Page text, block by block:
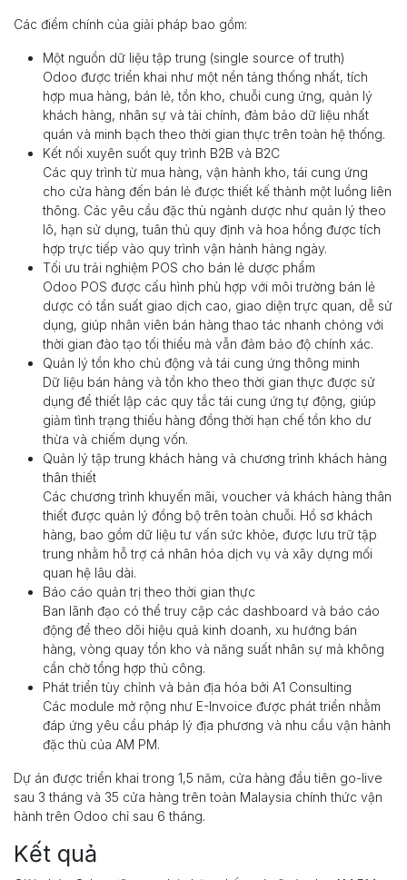
Các điểm chính của giải pháp bao gồm:
Một nguồn dữ liệu tập trung (single source of truth)
Odoo được triển khai như một nền tảng thống nhất, tích
hợp mua hàng, bán lẻ, tồn kho, chuỗi cung ứng, quản lý
khách hàng, nhân sự và tài chính, đảm bảo dữ liệu nhất
quán và minh bạch theo thời gian thực trên toàn hệ thống.
Kết nối xuyên suốt quy trình B2B và B2C
Các quy trình từ mua hàng, vận hành kho, tái cung ứng
cho cửa hàng đến bán lẻ được thiết kế thành một luồng liên
thông. Các yêu cầu đặc thù ngành dược như quản lý theo
lô, hạn sử dụng, tuân thủ quy định và hoa hồng được tích
hợp trực tiếp vào quy trình vận hành hàng ngày.
Tối ưu trải nghiệm POS cho bán lẻ dược phẩm
Odoo POS được cấu hình phù hợp với môi trường bán lẻ
dược có tần suất giao dịch cao, giao diện trực quan, dễ sử
dụng, giúp nhân viên bán hàng thao tác nhanh chóng với
thời gian đào tạo tối thiểu mà vẫn đảm bảo độ chính xác.
Quản lý tồn kho chủ động và tái cung ứng thông minh
Dữ liệu bán hàng và tồn kho theo thời gian thực được sử
dụng để thiết lập các quy tắc tái cung ứng tự động, giúp
giảm tình trạng thiếu hàng đồng thời hạn chế tồn kho dư
thừa và chiếm dụng vốn.
Quản lý tập trung khách hàng và chương trình khách hàng
thân thiết
Các chương trình khuyến mãi, voucher và khách hàng thân
thiết được quản lý đồng bộ trên toàn chuỗi. Hồ sơ khách
hàng, bao gồm dữ liệu tư vấn sức khỏe, được lưu trữ tập
trung nhằm hỗ trợ cá nhân hóa dịch vụ và xây dựng mối
quan hệ lâu dài.
Báo cáo quản trị theo thời gian thực
Ban lãnh đạo có thể truy cập các dashboard và báo cáo
động để theo dõi hiệu quả kinh doanh, xu hướng bán
hàng, vòng quay tồn kho và năng suất nhân sự mà không
cần chờ tổng hợp thủ công.
Phát triển tùy chỉnh và bản địa hóa bởi A1 Consulting
Các module mở rộng như E-Invoice được phát triển nhằm
đáp ứng yêu cầu pháp lý địa phương và nhu cầu vận hành
đặc thù của AM PM.
Dự án được triển khai trong 1,5 năm, cửa hàng đầu tiên go-live
sau 3 tháng và 35 cửa hàng trên toàn Malaysia chính thức vận
hành trên Odoo chỉ sau 6 tháng.
Kết quả